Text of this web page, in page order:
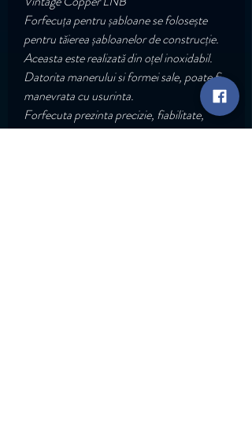
Forfecuța pentru șabloane se folosește
pentru tăierea șabloanelor de construcție.
Aceasta este realizată din oțel inoxidabil.
Datorita manerului si formei sale, poate fi
manevrata cu usurinta.
Forfecuta prezinta precizie, fiabilitate,
datorita materialului din care este